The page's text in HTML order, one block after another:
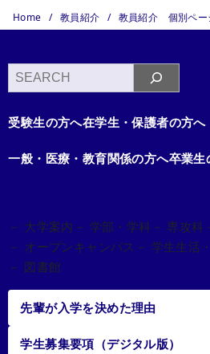
Home 教員紹介 教員紹介 個別ペー
検
索
受験生の方へ在学生・保護者の方へ
一般・医療・教育関係の方へ卒業生
－ 大学案内 － 学部・学科 － 専攻科
－ オープンキャンパス － 学生生活
－ 図書館
先輩が入学を決めた理由
学生募集要項（デジタル版）